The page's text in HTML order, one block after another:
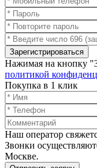
Зарегистрироваться
Нажимая на кнопку
политикой
Покупка в 1 клик
Наш оператор
Звонки
Москве.